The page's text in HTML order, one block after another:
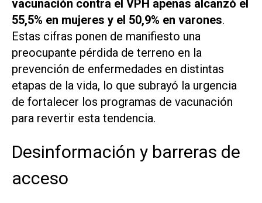
vacunación contra el VPH apenas alcanzó el
55,5% en mujeres y el 50,9% en varones.
Estas cifras ponen de manifiesto una
preocupante pérdida de terreno en la
prevención de enfermedades en distintas
etapas de la vida, lo que subrayó la urgencia
de fortalecer los programas de vacunación
para revertir esta tendencia.
Desinformación y barreras de
acceso